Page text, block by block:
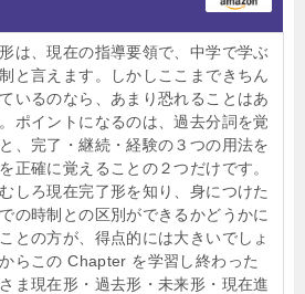
は、現在の指導要領で、中学で学ぶ
と言えます。しかしここまできちん
いるのなら、あまり恐れることはあ
ポイントになるのは、過去分詞を覚
、完了・継続・経験の３つの用法を
正確に覚えることの２つだけです。
しろ現在完了形を知り、身につけた
の時制との区別ができるかどうかに
との方が、得点的には大きいでしょ
らこの Chapter を学習し終わった
ま現在形・過去形・未来形・現在進